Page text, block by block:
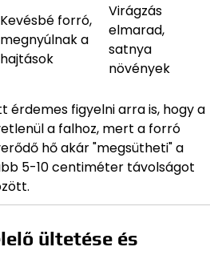
Kevésbé forró,
megnyúlnak a
hajtások
Virágzás
elmarad,
satnya
növények
érdemes figyelni arra is, hogy a
a falhoz, mert a forró
hő akár "megsütheti" a
5-10 centiméter távolságot
ültetése és